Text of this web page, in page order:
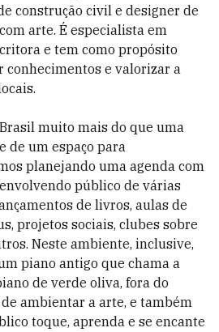
construção civil e designer de
arte. É especialista em
e tem como propósito
e valorizar a
muito mais do que uma
de um espaço para
planejando uma agenda com
público de várias
de livros, aulas de
projetos sociais, clubes sobre
Neste ambiente, inclusive,
piano antigo que chama a
de verde oliva, fora do
ambientar a arte, e também
toque, aprenda e se encante